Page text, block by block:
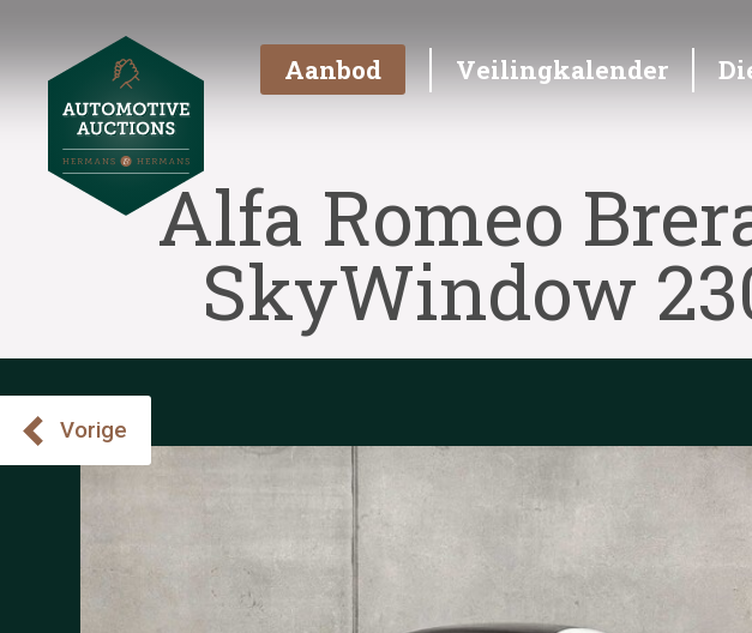
Aanbod Veilingkalender
Alfa Romeo
SkyWindow
Vorige